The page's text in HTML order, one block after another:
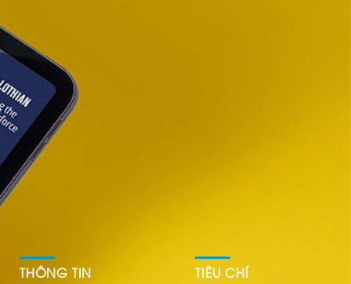
THÔNG TIN
TIÊU CHÍ